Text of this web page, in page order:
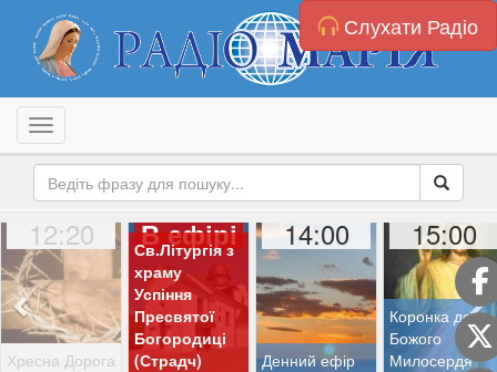
Слухати Радіо
Toggle navigation
12:20
Хресна Дорога
В ефірі
Св.Літургія з
храму
Успіння
Пресвятої
Богородиці
(Страдч)
14:00
Денний ефір
15:00
Коронка до
Божого
Милосердя